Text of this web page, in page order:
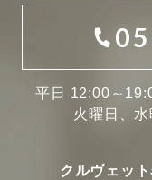
平日 12:00～
火曜日、
クルヴェッ